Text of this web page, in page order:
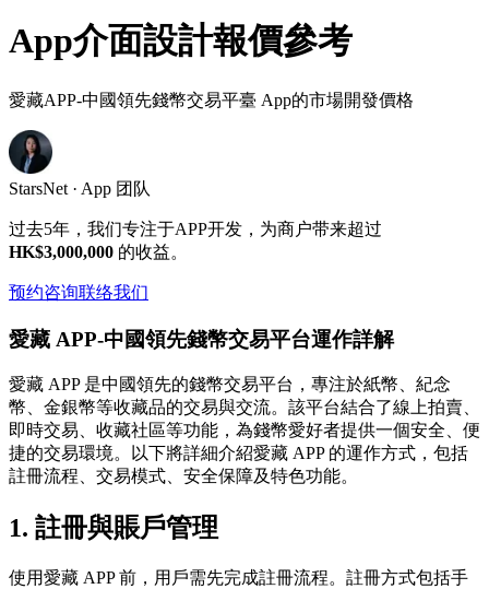
App介面設計報價參考
愛藏APP-中國領先錢幣交易平臺 App的市場開發價格
StarsNet · App 团队
过去5年，我们专注于APP开发，为商户带来超过
HK$3,000,000 的收益。
预约咨询联络我们
愛藏 APP-中國領先錢幣交易平台運作詳解
愛藏 APP 是中國領先的錢幣交易平台，專注於紙幣、紀念
幣、金銀幣等收藏品的交易與交流。該平台結合了線上拍賣、
即時交易、收藏社區等功能，為錢幣愛好者提供一個安全、便
捷的交易環境。以下將詳細介紹愛藏 APP 的運作方式，包括
註冊流程、交易模式、安全保障及特色功能。
1. 註冊與賬戶管理
使用愛藏 APP 前，用戶需先完成註冊流程。註冊方式包括手